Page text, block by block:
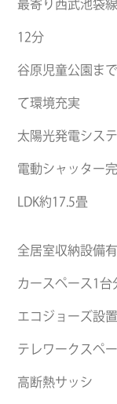
最寄り西武池袋
12分
谷原児童公園ま
て環境充実
太陽光発電シス
電動シャッター
LDK約17.5畳
全居室収納設備有
カースペース1台
エコジョーズ設置
テレワークスペ
高断熱サッシ